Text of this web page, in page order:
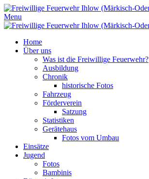
Menu
Home
Über uns
Was ist die Freiwillige Feuerwehr?
Ausbildung
Chronik
historische Fotos
Fahrzeug
Förderverein
Satzung
Statistiken
Gerätehaus
Fotos vom Umbau
Einsätze
Jugend
Fotos
Bambinis